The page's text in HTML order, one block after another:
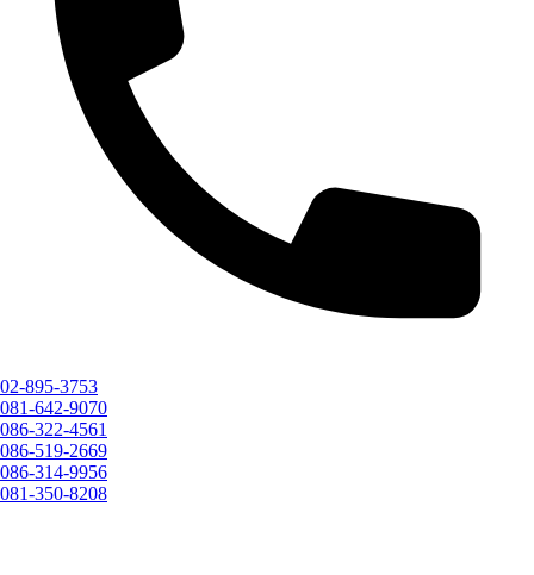
02-895-3753
081-642-9070
086-322-4561
086-519-2669
086-314-9956
081-350-8208